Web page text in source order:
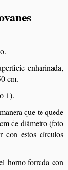
enharinada,
cm.
1).
que te quede
de diámetro (foto
con estos círculos
horno forrada con